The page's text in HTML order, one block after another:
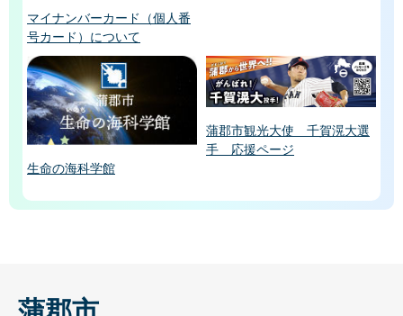
マイナンバーカード（個人番
号カード）について
生命の海科学館
蒲郡市観光大使 千賀滉大選
手 応援ページ